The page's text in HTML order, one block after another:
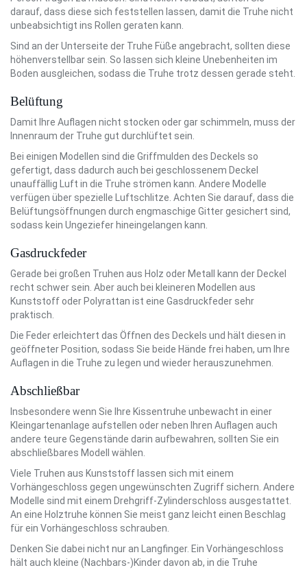
darauf, dass diese sich feststellen lassen, damit die Truhe nicht
unbeabsichtigt ins Rollen geraten kann.
Sind an der Unterseite der Truhe Füße angebracht, sollten diese
höhenverstellbar sein. So lassen sich kleine Unebenheiten im
Boden ausgleichen, sodass die Truhe trotz dessen gerade steht.
Belüftung
Damit Ihre Auflagen nicht stocken oder gar schimmeln, muss der
Innenraum der Truhe gut durchlüftet sein.
Bei einigen Modellen sind die Griffmulden des Deckels so
gefertigt, dass dadurch auch bei geschlossenem Deckel
unauffällig Luft in die Truhe strömen kann. Andere Modelle
verfügen über spezielle Luftschlitze. Achten Sie darauf, dass die
Belüftungsöffnungen durch engmaschige Gitter gesichert sind,
sodass kein Ungeziefer hineingelangen kann.
Gasdruckfeder
Gerade bei großen Truhen aus Holz oder Metall kann der Deckel
recht schwer sein. Aber auch bei kleineren Modellen aus
Kunststoff oder Polyrattan ist eine Gasdruckfeder sehr
praktisch.
Die Feder erleichtert das Öffnen des Deckels und hält diesen in
geöffneter Position, sodass Sie beide Hände frei haben, um Ihre
Auflagen in die Truhe zu legen und wieder herauszunehmen.
Abschließbar
Insbesondere wenn Sie Ihre Kissentruhe unbewacht in einer
Kleingartenanlage aufstellen oder neben Ihren Auflagen auch
andere teure Gegenstände darin aufbewahren, sollten Sie ein
abschließbares Modell wählen.
Viele Truhen aus Kunststoff lassen sich mit einem
Vorhängeschloss gegen ungewünschten Zugriff sichern. Andere
Modelle sind mit einem Drehgriff-Zylinderschloss ausgestattet.
An eine Holztruhe können Sie meist ganz leicht einen Beschlag
für ein Vorhängeschloss schrauben.
Denken Sie dabei nicht nur an Langfinger. Ein Vorhängeschloss
hält auch kleine (Nachbars-)Kinder davon ab, in die Truhe